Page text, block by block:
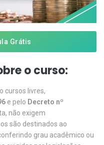
Grátis
o curso:
cursos livres,
e pelo Decreto nº
não exigem
são destinados ao
grau acadêmico ou